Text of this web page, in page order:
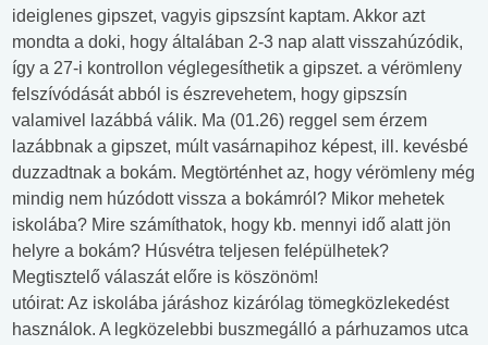
ideiglenes gipszet, vagyis gipszsínt kaptam. Akkor azt
mondta a doki, hogy általában 2-3 nap alatt visszahúzódik,
így a 27-i kontrollon véglegesíthetik a gipszet. a vérömleny
felszívódását abból is észrevehetem, hogy gipszsín
valamivel lazábbá válik. Ma (01.26) reggel sem érzem
lazábbnak a gipszet, múlt vasárnapihoz képest, ill. kevésbé
duzzadtnak a bokám. Megtörténhet az, hogy vérömleny még
mindig nem húzódott vissza a bokámról? Mikor mehetek
iskolába? Mire számíthatok, hogy kb. mennyi idő alatt jön
helyre a bokám? Húsvétra teljesen felépülhetek?
Megtisztelő válaszát előre is köszönöm!
utóirat: Az iskolába járáshoz kizárólag tömegközlekedést
használok. A legközelebbi buszmegálló a párhuzamos utca